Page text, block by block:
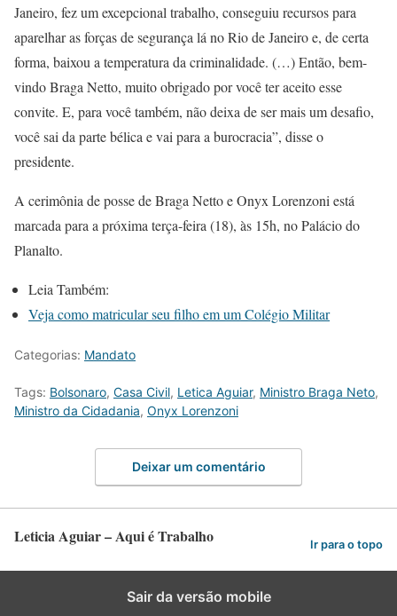
Janeiro, fez um excepcional trabalho, conseguiu recursos para
aparelhar as forças de segurança lá no Rio de Janeiro e, de certa
forma, baixou a temperatura da criminalidade. (…) Então, bem-
vindo Braga Netto, muito obrigado por você ter aceito esse
convite. E, para você também, não deixa de ser mais um desafio,
você sai da parte bélica e vai para a burocracia”, disse o
presidente.
A cerimônia de posse de Braga Netto e Onyx Lorenzoni está
marcada para a próxima terça-feira (18), às 15h, no Palácio do
Planalto.
Leia Também:
Veja como matricular seu filho em um Colégio Militar
Categorias: Mandato
Tags: Bolsonaro, Casa Civil, Letica Aguiar, Ministro Braga Neto,
Ministro da Cidadania, Onyx Lorenzoni
Deixar um comentário
Leticia Aguiar – Aqui é Trabalho Ir para o topo
Sair da versão mobile